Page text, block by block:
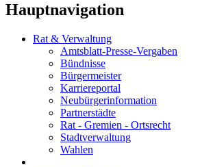
Hauptnavigation
Rat & Verwaltung
Amtsblatt-Presse-Vergaben
Bündnisse
Bürgermeister
Karriereportal
Neubürgerinformation
Partnerstädte
Rat - Gremien - Ortsrecht
Stadtverwaltung
Wahlen